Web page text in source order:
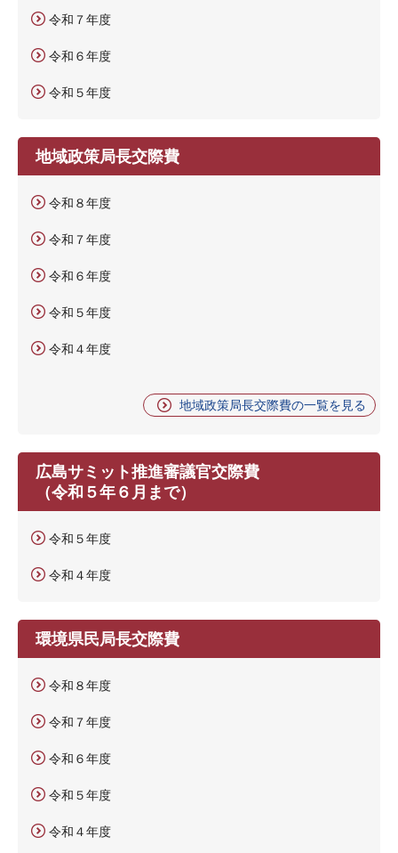
令和７年度
令和６年度
令和５年度
地域政策局長交際費
令和８年度
令和７年度
令和６年度
令和５年度
令和４年度
地域政策局長交際費の一覧を見る
広島サミット推進審議官交際費
（令和５年６月まで）
令和５年度
令和４年度
環境県民局長交際費
令和８年度
令和７年度
令和６年度
令和５年度
令和４年度